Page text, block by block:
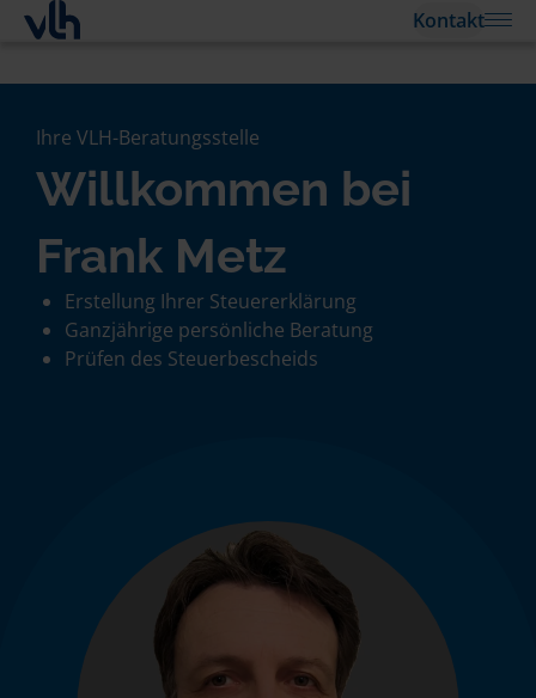
Kontakt
Ihre VLH-Beratungsstelle
Willkommen bei
Frank Metz
Erstellung Ihrer Steuererklärung
Ganzjährige persönliche Beratung
Prüfen des Steuerbescheids